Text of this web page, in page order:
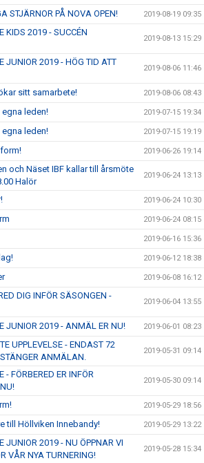
STJÄRNOR PÅ NOVA OPEN! 2019-08-19 09:35
KIDS 2019 - SUCCÉN
2019-08-13 15:29
JUNIOR 2019 - HÖG TID ATT
2019-08-06 11:46
sitt samarbete! 2019-08-06 08:43
leden! 2019-07-15 19:34
leden! 2019-07-15 19:19
2019-06-26 19:14
och Näset IBF kallar till årsmöte
Halör
2019-06-24 13:13
2019-06-24 10:30
2019-06-24 08:15
2019-06-16 15:36
2019-06-12 18:38
2019-06-08 16:12
DIG INFÖR SÄSONGEN -
2019-06-04 13:55
JUNIOR 2019 - ANMÄL ER NU! 2019-06-01 08:23
UPPLEVELSE - ENDAST 72
ANMÄLAN.
2019-05-31 09:14
- FÖRBERED ER INFÖR
2019-05-30 09:14
2019-05-29 18:56
till Höllviken Innebandy! 2019-05-29 13:22
JUNIOR 2019 - NU ÖPPNAR VI
VÅR NYA TURNERING!
2019-05-28 15:34